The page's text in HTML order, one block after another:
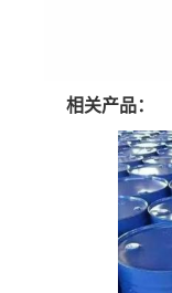
相关产品：